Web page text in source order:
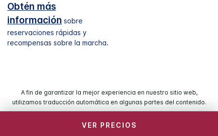
VER PRECIOS
Obtén más
información sobre
reservaciones rápidas y
recompensas sobre la marcha.
A fin de garantizar la mejor experiencia en nuestro sitio web,
utilizamos traducción automática en algunas partes del contenido.